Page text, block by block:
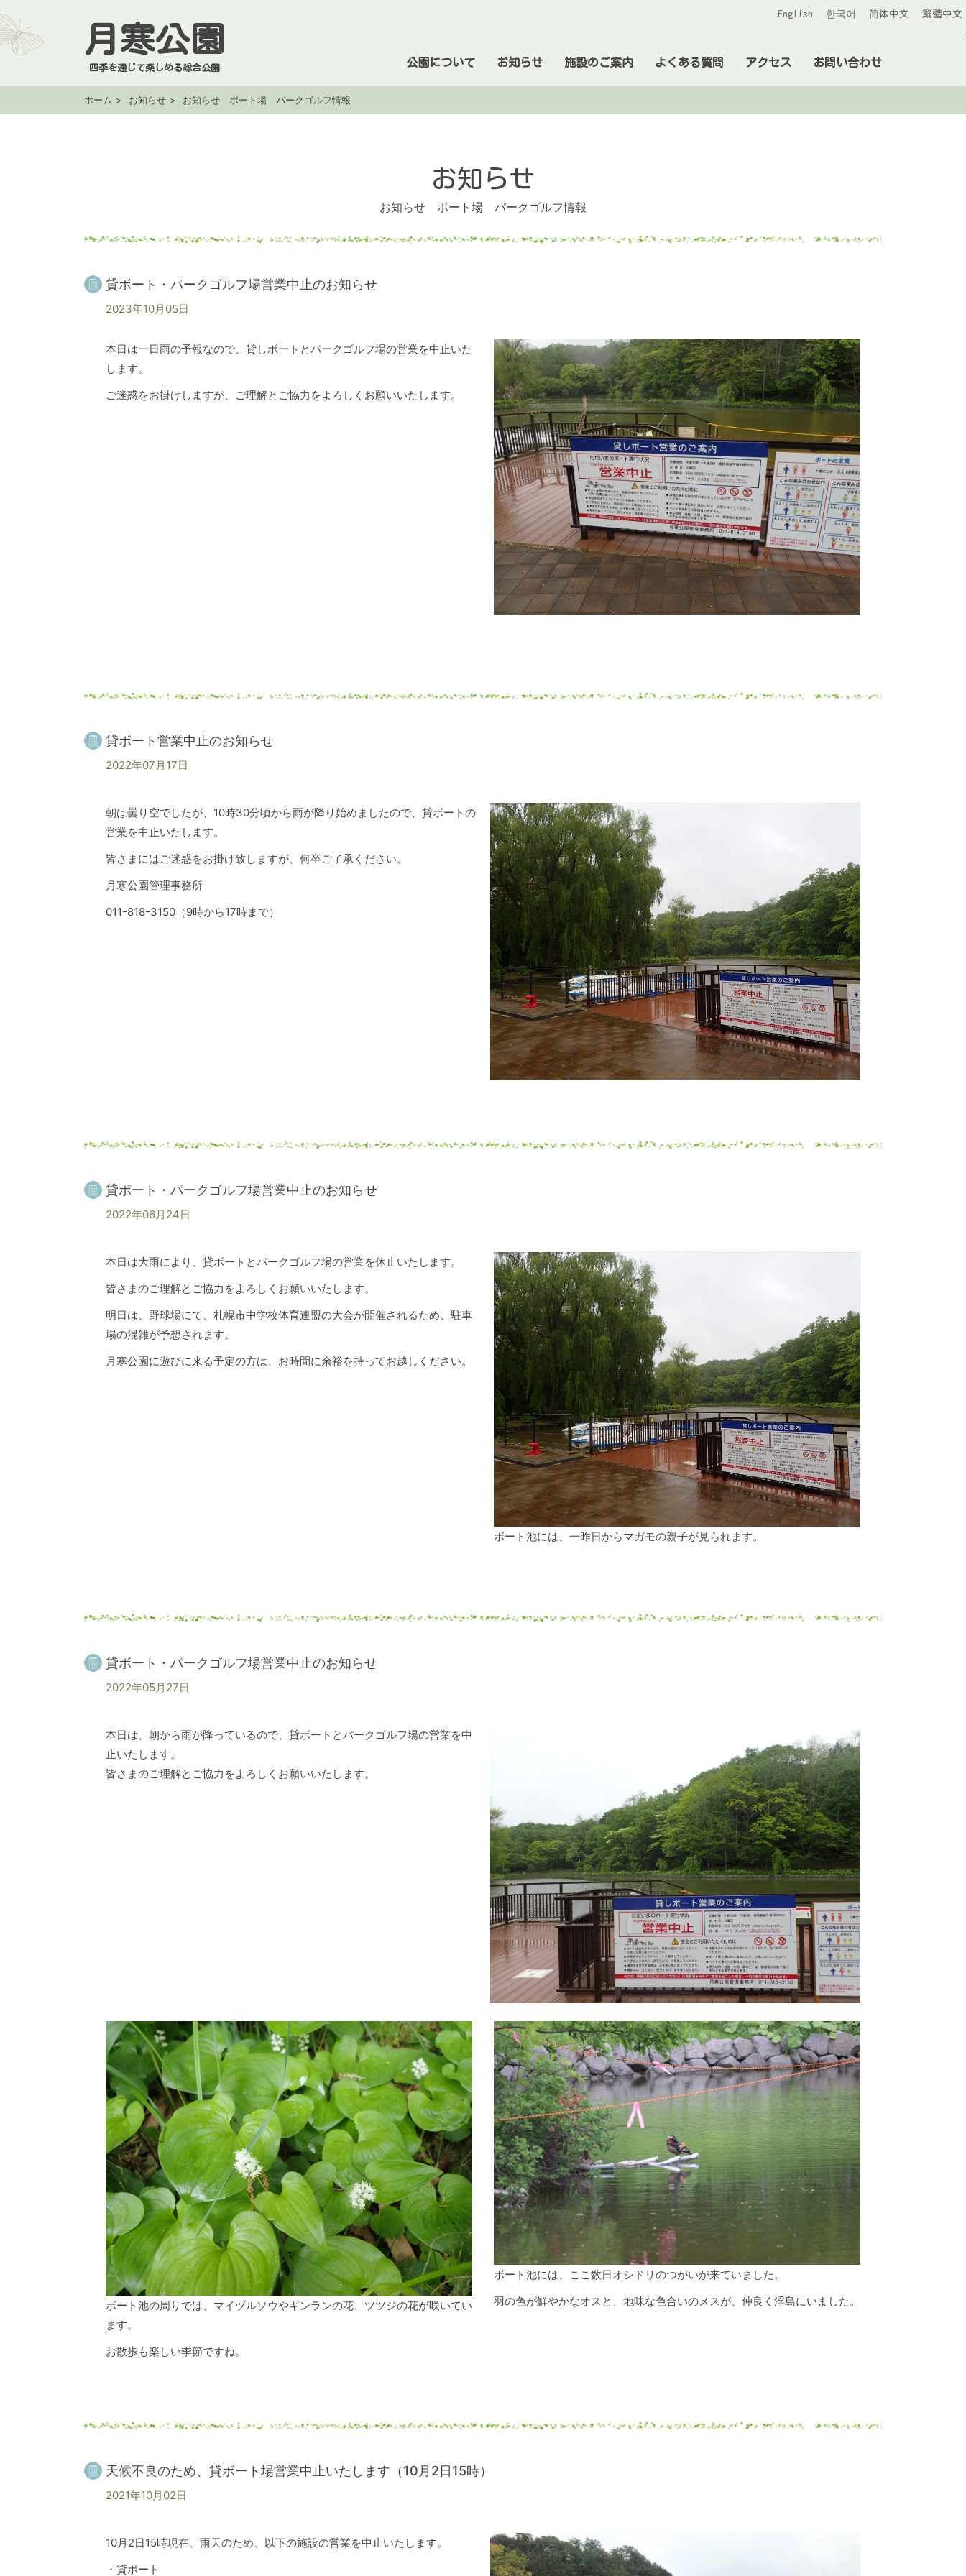
月寒公園
四季を通じて楽しめる総合公園 公園について お知らせ 施設のご案内 よくある質問 アクセス お問い合わせ
English 한국어 简体中文 繁體中文
ホーム お知らせ お知らせ ボート場 パークゴルフ情報
お知らせ
お知らせ ボート場 パークゴルフ情報
貸ボート・パークゴルフ場営業中止のお知らせ
2023年10月05日
本日は一日雨の予報なので、貸しボートとパークゴルフ場の営業を中止いた
します。
ご迷惑をお掛けしますが、ご理解とご協力をよろしくお願いいたします。
貸ボート営業中止のお知らせ
2022年07月17日
朝は曇り空でしたが、10時30分頃から雨が降り始めましたので、貸ボートの
営業を中止いたします。
皆さまにはご迷惑をお掛け致しますが、何卒ご了承ください。
月寒公園管理事務所
011-818-3150（9時から17時まで）
貸ボート・パークゴルフ場営業中止のお知らせ
2022年06月24日
本日は大雨により、貸ボートとパークゴルフ場の営業を休止いたします。
皆さまのご理解とご協力をよろしくお願いいたします。
明日は、野球場にて、札幌市中学校体育連盟の大会が開催されるため、駐車
場の混雑が予想されます。
月寒公園に遊びに来る予定の方は、お時間に余裕を持ってお越しください。
ボート池には、一昨日からマガモの親子が見られます。
貸ボート・パークゴルフ場営業中止のお知らせ
2022年05月27日
本日は、朝から雨が降っているので、貸ボートとパークゴルフ場の営業を中
止いたします。
皆さまのご理解とご協力をよろしくお願いいたします。
ボート池の周りでは、マイヅルソウやギンランの花、ツツジの花が咲いてい
ます。
お散歩も楽しい季節ですね。
ボート池には、ここ数日オシドリのつがいが来ていました。
羽の色が鮮やかなオスと、地味な色合いのメスが、仲良く浮島にいました。
天候不良のため、貸ボート場営業中止いたします（10月2日15時）
2021年10月02日
10月2日15時現在、雨天のため、以下の施設の営業を中止いたします。
・貸ボート